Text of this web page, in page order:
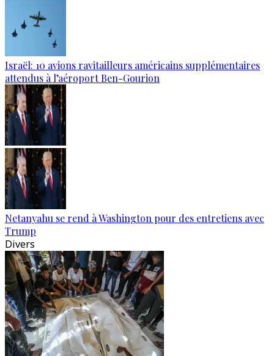
Israël: 10 avions ravitailleurs américains supplémentaires
attendus à l’aéroport Ben-Gourion
Netanyahu se rend à Washington pour des entretiens avec
Trump
Divers